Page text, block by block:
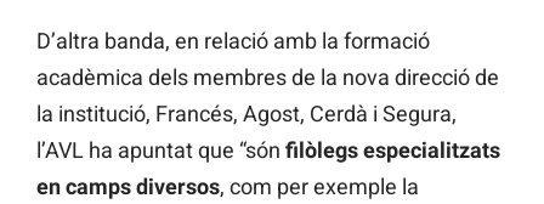
D’altra banda, en relació amb la formació
acadèmica dels membres de la nova direcció de
la institució, Francés, Agost, Cerdà i Segura,
l’AVL ha apuntat que “són filòlegs especialitzats
en camps diversos, com per exemple la